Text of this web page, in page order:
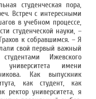
студенческая пора,
Встреч с интересными
в учебном процессе,
студенческой науки, –
к собравшимся. – Я
свой первый важный
Ижевского
университета имени
Как выпускник
как студент, как
ректор университета, я